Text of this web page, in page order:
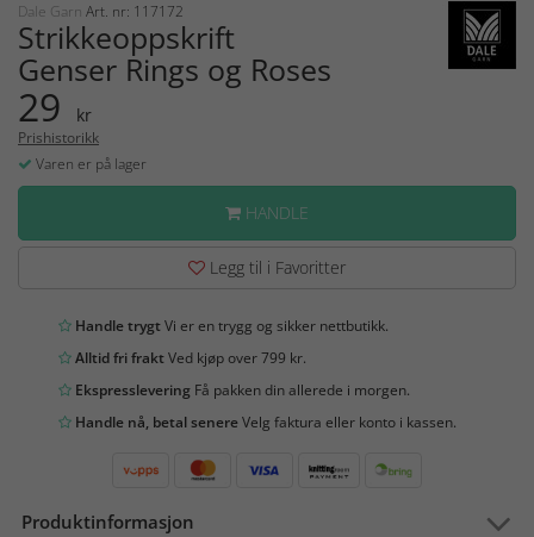
Dale Garn Art. nr: 117172
Strikkeoppskrift
Genser Rings og Roses
29 kr
Prishistorikk
Varen er på lager
HANDLE
Legg til i Favoritter
Handle trygtVi er en trygg og sikker nettbutikk.
Alltid fri fraktVed kjøp over 799 kr.
Ekspresslevering Få pakken din allerede i morgen.
Handle nå, betal senereVelg faktura eller konto i kassen.
Produktinformasjon